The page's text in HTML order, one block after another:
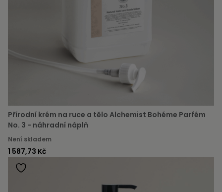
Přírodní krém na ruce a tělo Alchemist Bohéme Parfém
No. 3 - náhradní náplň
Není skladem
1 587,73 Kč